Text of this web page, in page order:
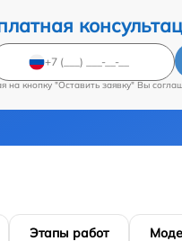
на кнопку "Оставить заявку" Вы
Этапы работ